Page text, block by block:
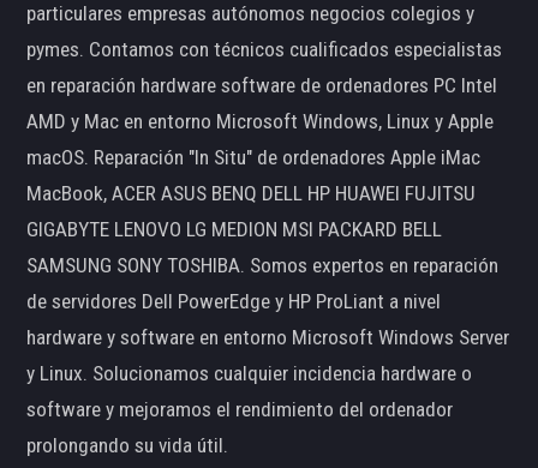
particulares empresas autónomos negocios colegios y
pymes. Contamos con técnicos cualificados especialistas
en reparación hardware software de ordenadores PC Intel
AMD y Mac en entorno Microsoft Windows, Linux y Apple
macOS. Reparación "In Situ" de ordenadores Apple iMac
MacBook, ACER ASUS BENQ DELL HP HUAWEI FUJITSU
GIGABYTE LENOVO LG MEDION MSI PACKARD BELL
SAMSUNG SONY TOSHIBA. Somos expertos en reparación
de servidores Dell PowerEdge y HP ProLiant a nivel
hardware y software en entorno Microsoft Windows Server
y Linux. Solucionamos cualquier incidencia hardware o
software y mejoramos el rendimiento del ordenador
prolongando su vida útil.